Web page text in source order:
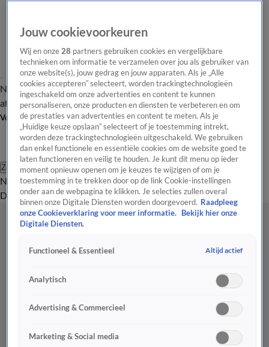
Nieuws van de DagOpinie van de Dag Onze categorieën Laatste
afleveringVideo's Nieuws van de Dag Podcast
Volg Nieuws van de Dag
Zoeken
Nieuws van de DagOpinie van de
Dag
Video'sUitzendingen PodcastPanelContact
Jouw cookievoorkeuren
Wij en onze28 partners gebruiken cookies en vergelijkbare
technieken om informatie te verzamelen over jou als gebruiker van
onze website(s), jouw gedrag en jouw apparaten. Als je „Alle
cookies accepteren” selecteert, worden trackingtechnologieën
ingeschakeld om onze advertenties en content te kunnen
personaliseren, onze producten en diensten te verbeteren en om
de prestaties van advertenties en content te meten. Als je
„Huidige keuze opslaan” selecteert of je toestemming intrekt,
worden deze trackingtechnologieën uitgeschakeld. We gebruiken
dan enkel functionele en essentiële cookies om de website goed te
laten functioneren en veilig te houden. Je kunt dit menu op ieder
moment opnieuw openen om je keuzes te wijzigen of om je
toestemming in te trekken door op de link Cookie-instellingen
onder aan de webpagina te klikken. Je selecties zullen overal
binnen onze Digitale Diensten worden doorgevoerd. Raadpleeg
onze Cookieverklaring voor meer informatie.
Bekijk hier onze
Digitale Diensten.
Functioneel & Essentieel Altijd actief
Analytisch
Advertising & Commercieel
Marketing & Social media